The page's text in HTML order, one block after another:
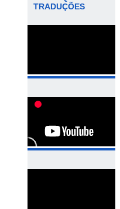
TRADUÇÕES